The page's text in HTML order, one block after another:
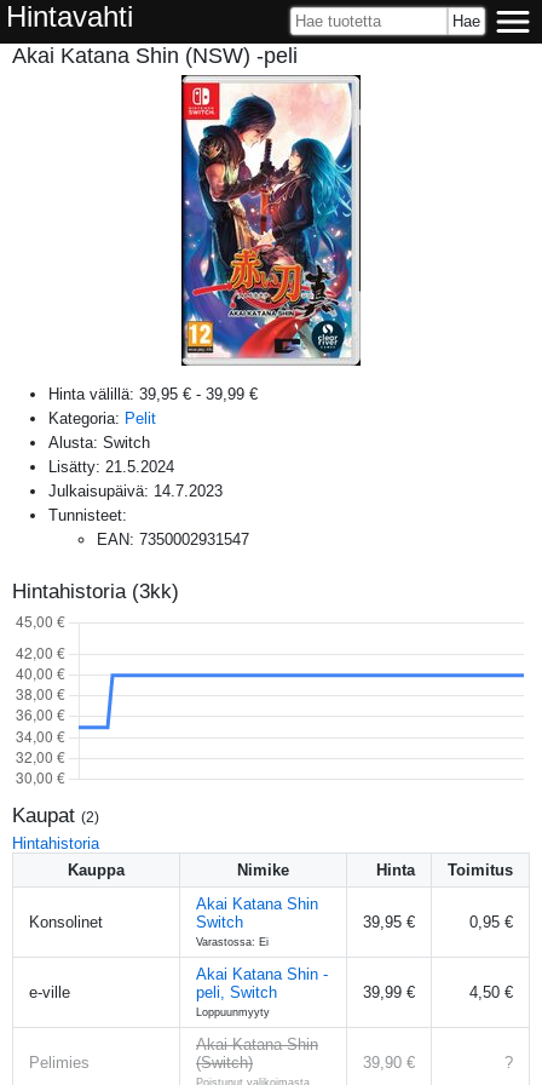
Hintavahti
Akai Katana Shin (NSW) -peli
Hinta välillä: 39,95 € - 39,99 €
Kategoria: Pelit
Alusta: Switch
Lisätty: 21.5.2024
Julkaisupäivä: 14.7.2023
Tunnisteet:
EAN: 7350002931547
Hintahistoria (3kk)
Kaupat (2)
Hintahistoria
Kauppa
Nimike Hinta Toimitus
Konsolinet
Akai Katana Shin
Switch
Varastossa: Ei
39,95 € 0,95 €
e-ville
Akai Katana Shin -
peli, Switch
Loppuunmyyty
39,99 € 4,50 €
Pelimies
Akai Katana Shin
(Switch)
Poistunut valikoimasta
39,90 € ?